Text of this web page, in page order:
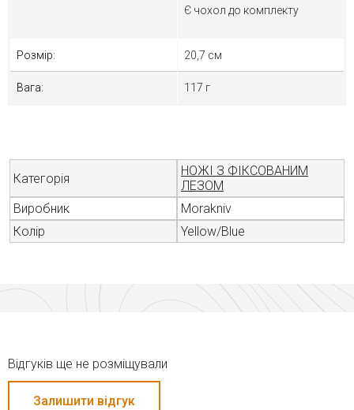
Є чохол до комплекту
Розмір: 20,7 см
Вага: 117 г
Категорія
НОЖІ З ФІКСОВАНИМ
ЛЕЗОМ
Виробник
Morakniv
Колір
Yellow/Blue
Відгуків ще не розміщували
Залишити відгук